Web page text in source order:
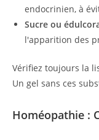
endocrinien, à
Sucre ou
l'apparition des
Vérifiez toujours la
Un gel sans ces
Homéopathie :